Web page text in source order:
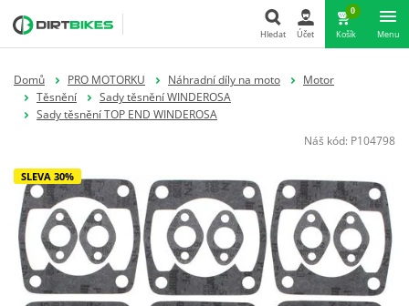
Hledat Účet
0
Košík Menu
Domů PRO MOTORKU Náhradní díly na moto
Motor
Těsnění
Sady těsnění WINDEROSA
Sady těsnění TOP END WINDEROSA
Náš kód: P104798
SLEVA 30%